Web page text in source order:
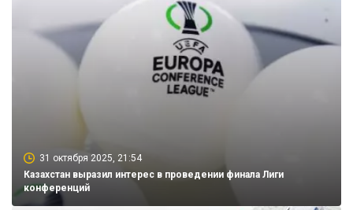
31 октября 2025, 21:54
Казахстан выразил интерес в проведении финала Лиги
конференций